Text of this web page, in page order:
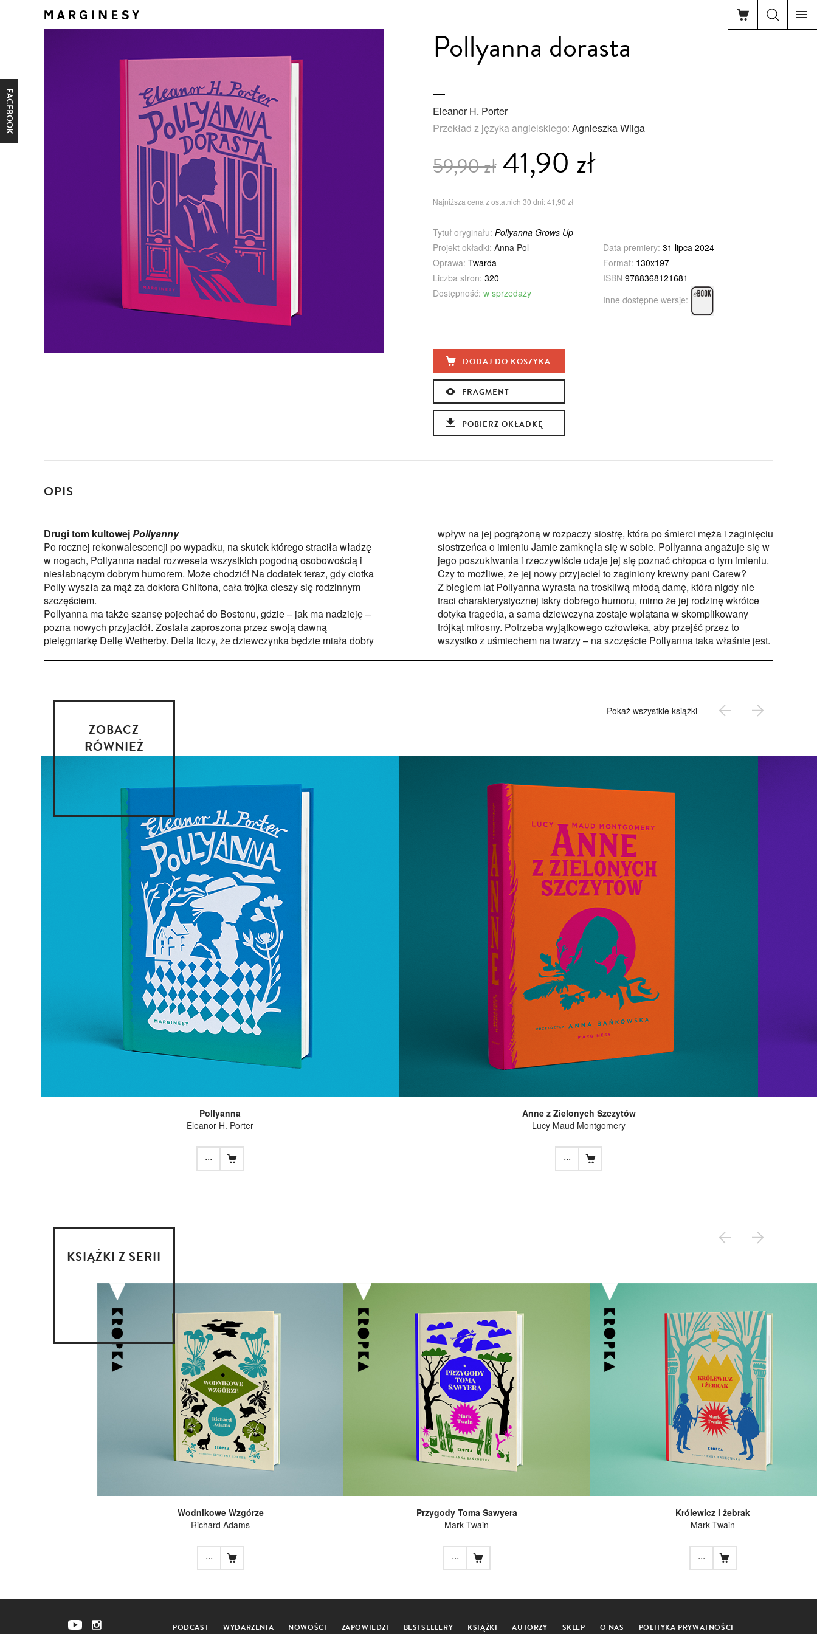
FACEBOOK
Pollyanna dorasta
Eleanor H. Porter
Przekład z języka angielskiego: Agnieszka Wilga
59,90 zł41,90 zł
Najniższa cena z ostatnich 30 dni: 41,90 zł
Tytuł oryginału: Pollyanna Grows Up
Projekt okładki: Anna Pol Data premiery: 31 lipca 2024
Oprawa: Twarda Format: 130x197
Liczba stron: 320 ISBN 9788368121681
Dostępność: w sprzedaży
Inne dostępne wersje:
DODAJ DO KOSZYKA
FRAGMENT
POBIERZ OKŁADKĘ
OPIS
Drugi tom kultowejPollyanny
Po rocznej rekonwalescencji po wypadku, na skutek którego straciła władzę
w nogach, Pollyanna nadal rozwesela wszystkich pogodną osobowością i
niesłabnącym dobrym humorem. Może chodzić! Na dodatek teraz, gdy ciotka
Polly wyszła za mąż za doktora Chiltona, cała trójka cieszy się rodzinnym
szczęściem.
Pollyanna ma także szansę pojechać do Bostonu, gdzie – jak ma nadzieję –
pozna nowych przyjaciół. Została zaproszona przez swoją dawną
pielęgniarkę Dellę Wetherby. Della liczy, że dziewczynka będzie miała dobry
wpływ na jej pogrążoną w rozpaczy siostrę, która po śmierci męża i zaginięciu
siostrzeńca o imieniu Jamie zamknęła się w sobie. Pollyanna angażuje się w
jego poszukiwania i rzeczywiście udaje jej się poznać chłopca o tym imieniu.
Czy to możliwe, że jej nowy przyjaciel to zaginiony krewny pani Carew?
Z biegiem lat Pollyanna wyrasta na troskliwą młodą damę, która nigdy nie
traci charakterystycznej iskry dobrego humoru, mimo że jej rodzinę wkrótce
dotyka tragedia, a sama dziewczyna zostaje wplątana w skomplikowany
trójkąt miłosny. Potrzeba wyjątkowego człowieka, aby przejść przez to
wszystko z uśmiechem na twarzy – na szczęście Pollyanna taka właśnie jest.
ZOBACZ
RÓWNIEŻ
Pokaż wszystkie książki
Pollyanna
Eleanor H. Porter
...
Anne z Zielonych Szczytów
Lucy Maud Montgomery
...
KSIĄŻKI Z SERII
Wodnikowe Wzgórze
Richard Adams
...
Przygody Toma Sawyera
Mark Twain
...
Królewicz i żebrak
Mark Twain
...
PODCAST WYDARZENIA NOWOŚCI ZAPOWIEDZI BESTSELLERY KSIĄŻKI AUTORZY SKLEP O NAS POLITYKA PRYWATNOŚCI